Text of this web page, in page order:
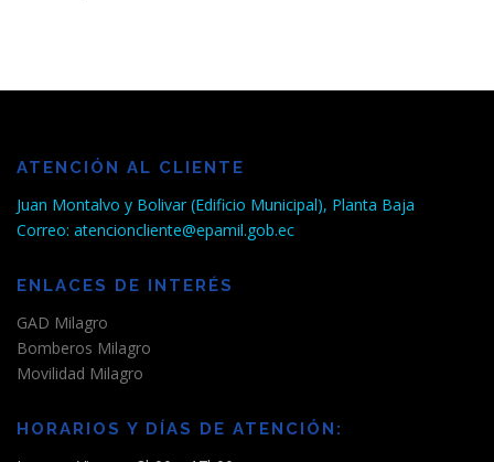
ATENCIÓN AL CLIENTE
Juan Montalvo y Bolivar (Edificio Municipal), Planta Baja
Correo: atencioncliente@epamil.gob.ec
ENLACES DE INTERÉS
GAD Milagro
Bomberos Milagro
Movilidad Milagro
HORARIOS Y DÍAS DE ATENCIÓN: